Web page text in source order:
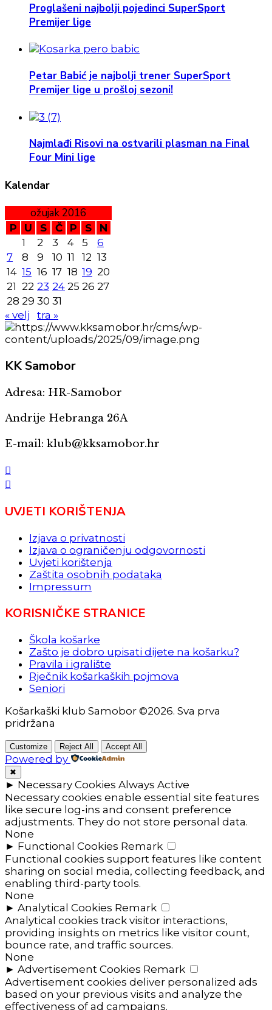
Proglašeni najbolji pojedinci SuperSport
Premijer lige
Petar Babić je najbolji trener SuperSport
Premijer lige u prošloj sezoni!
Najmlađi Risovi na ostvarili plasman na Final
Four Mini lige
Kalendar
ožujak 2016
P U S Č P S
N
1
2 3 4 5
6
7
8 9 10 11 12 13
14 15 16 17 18 19 20
21 22 23 24 25 26 27
28 29 30 31
« velj
tra »
KKSamobor
Adresa: HR-Samobor
Andrije Hebranga 26A
E-mail: klub@kksamobor.hr
UVJETI KORIŠTENJA
Izjava o privatnosti
Izjava o ograničenju odgovornosti
Uvjeti korištenja
Zaštita osobnih podataka
Impressum
KORISNIČKE STRANICE
Škola košarke
Zašto je dobro upisati dijete na košarku?
Pravila i igralište
Rječnik košarkaških pojmova
Seniori
Košarkaški klub Samobor ©2026. Sva prva
pridržana
Customize Reject All Accept All
Powered by
✖
► Necessary Cookies Always Active
Necessary cookies enable essential site features
like secure log-ins and consent preference
adjustments. They do not store personal data.
None
► Functional Cookies Remark
Functional cookies support features like content
sharing on social media, collecting feedback, and
enabling third-party tools.
None
► Analytical Cookies Remark
Analytical cookies track visitor interactions,
providing insights on metrics like visitor count,
bounce rate, and traffic sources.
None
► Advertisement Cookies Remark
Advertisement cookies deliver personalized ads
based on your previous visits and analyze the
effectiveness of ad campaigns.